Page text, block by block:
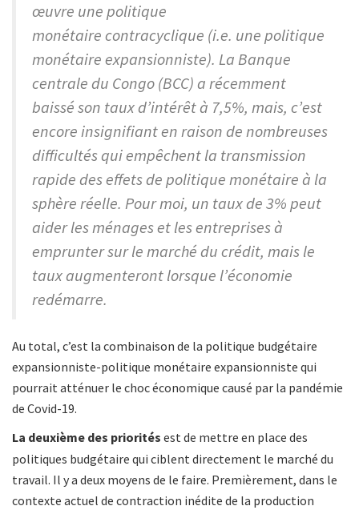
œuvre une politique
monétaire contracyclique (i.e. une politique
monétaire expansionniste). La Banque
centrale du Congo (BCC) a récemment
baissé son taux d’intérêt à 7,5%, mais, c’est
encore insignifiant en raison de nombreuses
difficultés qui empêchent la transmission
rapide des effets de politique monétaire à la
sphère réelle. Pour moi, un taux de 3% peut
aider les ménages et les entreprises à
emprunter sur le marché du crédit, mais le
taux augmenteront lorsque l’économie
redémarre.
Au total, c’est la combinaison de la politique budgétaire
expansionniste-politique monétaire expansionniste qui
pourrait atténuer le choc économique causé par la pandémie
de Covid-19.
La deuxième des priorités est de mettre en place des
politiques budgétaire qui ciblent directement le marché du
travail. Il y a deux moyens de le faire. Premièrement, dans le
contexte actuel de contraction inédite de la production